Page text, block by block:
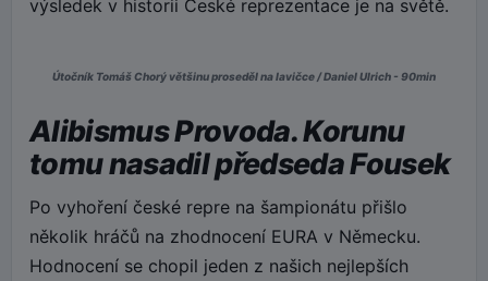
výsledek v historii České reprezentace je na světě.
Útočník Tomáš Chorý většinu proseděl na lavičce / Daniel Ulrich - 90min
Alibismus Provoda. Korunu
tomu nasadil předseda Fousek
Po vyhoření české repre na šampionátu přišlo
několik hráčů na zhodnocení EURA v Německu.
Hodnocení se chopil jeden z našich nejlepších